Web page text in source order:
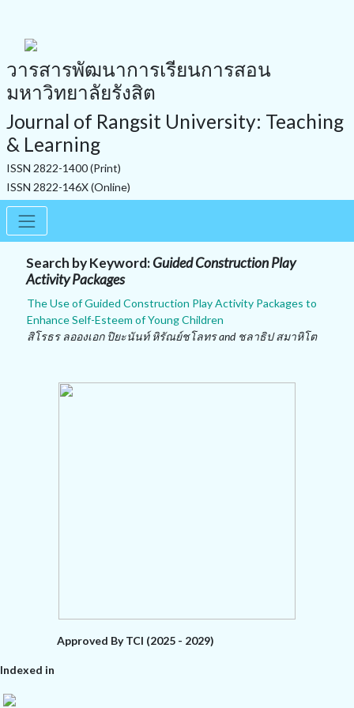
วารสารพัฒนาการเรียนการสอน
มหาวิทยาลัยรังสิต
Journal of Rangsit University: Teaching
& Learning
ISSN 2822-1400 (Print)
ISSN 2822-146X (Online)
Search by Keyword:Guided Construction Play
Activity Packages
The Use of Guided Construction Play Activity Packages to
Enhance Self-Esteem of Young Children
สิโรธร ลอองเอก ปิยะนันท์ หิรัณย์ชโลทร and ชลาธิป สมาหิโต
Approved By TCI (2025 - 2029)
Indexed in